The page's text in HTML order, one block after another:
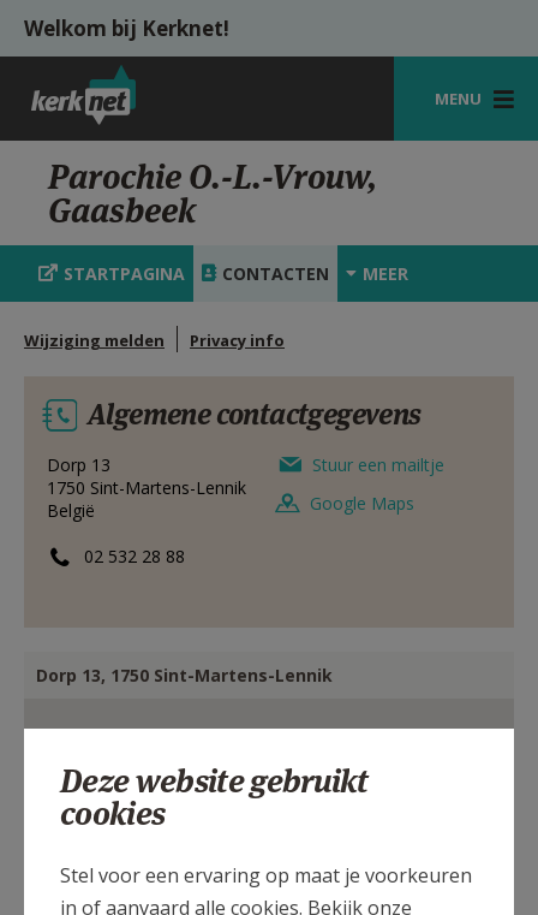
Overslaan en naar de inhoud gaan
Welkom bij Kerknet!
MENU
STARTPAGINA
KERK
VIERINGEN
HULP
MIJN PAROCHIE
AANMELDEN OF REGISTREREN
Parochie O.-L.-Vrouw,
Gaasbeek
STARTPAGINA CONTACTEN MEER
Wijziging melden Privacy info
Algemene contactgegevens
Dorp 13
1750 Sint-Martens-Lennik
België
02 532 28 88
Stuur een mailtje
Google Maps
Dorp 13, 1750 Sint-Martens-Lennik
Deze website gebruikt
cookies
Stel voor een ervaring op maat je voorkeuren
in of aanvaard alle cookies. Bekijk onze